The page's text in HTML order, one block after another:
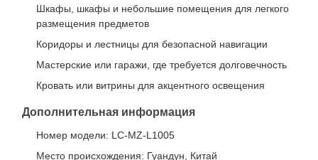
Шкафы, шкафы и небольшие помещения для легкого
размещения предметов
Коридоры и лестницы для безопасной навигации
Мастерские или гаражи, где требуется долговечность
Кровать или витрины для акцентного освещения
Дополнительная информация
Номер модели: LC-MZ-L1005
Место происхождения: Гуандун, Китай